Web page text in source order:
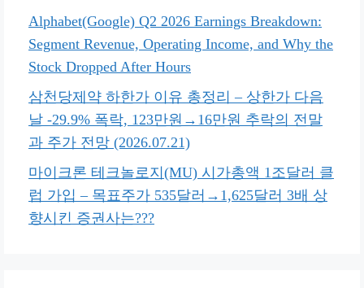
Alphabet(Google) Q2 2026 Earnings Breakdown:
Segment Revenue, Operating Income, and Why the
Stock Dropped After Hours
삼천당제약 하한가 이유 총정리 – 상한가 다음
날 -29.9% 폭락, 123만원→16만원 추락의 전말
과 주가 전망 (2026.07.21)
마이크론 테크놀로지(MU) 시가총액 1조달러 클
럽 가입 – 목표주가 535달러→1,625달러 3배 상
향시킨 증권사는???